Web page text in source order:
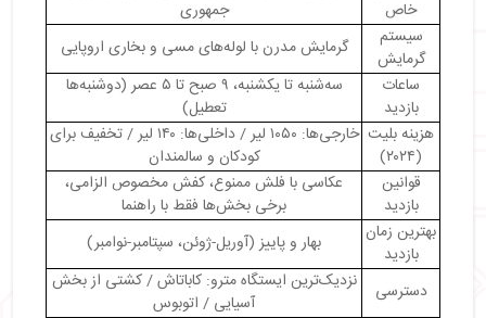
خاص
جمهوری
سیستم
گرمایش
گرمایش مدرن با لوله‌های مسی و بخاری اروپایی
ساعات
بازدید
سه‌شنبه تا یکشنبه، ۹ صبح تا ۵ عصر (دوشنبه‌ها
تعطیل)
هزینه بلیت
(۲۰۲۴)
خارجی‌ها: ۱۰۵۰ لیر / داخلی‌ها: ۱۴۰ لیر / تخفیف برای
کودکان و سالمندان
قوانین
بازدید
عکاسی با فلش ممنوع، کفش مخصوص الزامی،
برخی بخش‌ها فقط با راهنما
بهترین زمان
بازدید
بهار و پاییز (آوریل-ژوئن، سپتامبر-نوامبر)
دسترسی
نزدیک‌ترین ایستگاه مترو: کاباتاش / کشتی از بخش
آسیایی / اتوبوس